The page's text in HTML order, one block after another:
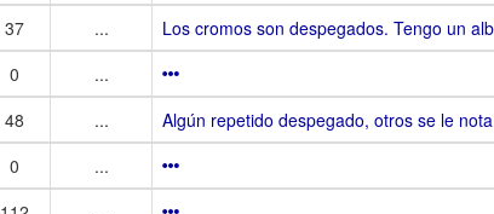
37 ...
Los cromos son despegados. Tengo un
0
...
48 ...
Algún repetido despegado, otros se le
0
...